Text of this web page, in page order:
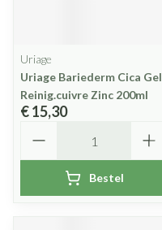
Uriage
Uriage Bariederm Cica Gel
Reinig.cuivre Zinc 200ml
€ 15,30
Bestel